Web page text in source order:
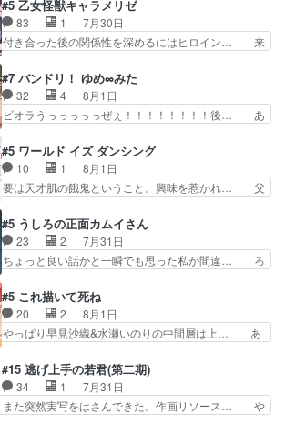
い筈のガブちゃん、アキオの… 色々とひっかけが
あって、最終的に嫌な終わ… ゴンゾウが従える大
量のツガイに何事かと思…
ネの過去、宝石だった彼女が人になり… ドレゲネ
の過去、、辛かった、、あのジャタ… 年上旦那が
良い人でも、女は宝石でただ笑っ… ダイルの儀式
過去には同情の言葉しか…シ… 奥様に悲しい過
去…萌え袖が可愛いね、と思… ドレゲネとシタ
ラ、2人だけの同盟が結成さ…
#5 乙女怪獣キャラメリゼ
83 1
7月30日
付き合った後の関係性を深めるにはヒロイン… 来
とメスってて何この可愛い生物。クラス… 付き合
い始めたら始めたでまた違った悩みが… と一歩ず
つ踏み出す黒絵ちゃん微笑ま新汰の… ツインテー
ルが可愛いお茶目な妹ちゃんです… しかも過去も
らっしゃるからかしらお顔が… 黒絵「怪獣に憧れ
るのはいいけど自分自身が… 素の自分はどちらな
のかはまだ不明だが見せ…
#7 バンドリ！ ゆめ∞みた
32 4
8月1日
ビオラうっっっっっぜぇ！！！！！！！！後… あ
ラが悪魔すぎて気分が悪くなってきたこ… 声優ま
とめました(７話まで)仲町あられ/… ビオラの策略
がバッチリ嵌って最高wwwこ… 自信あれば評価
なんて気にしないし、充実し… ・バーチャルだけ
け？と思ったら歌唱シーン… の、らいぶシーン
＿!!­­--­­--­… それだけでええやん！！しかし、ビオラ
が仕…
#5 ワールド イズ ダンシング
10 1
8月1日
要は天才肌の餓鬼ということ。興味を惹かれ… 父
の鬼夜叉と田楽の増次郎。小さないざこ… 着眼点
は良くとも、先鋭的すぎるのか。芸能… 鬼夜叉は
石也と共に観世座をあとにし、三条… 観世座を離
れ、三条坊門御所で日々を送る鬼… 「お前(鬼夜
子舞勝負。鬼夜叉は猫の動き… 登場人物の我が強
い。新しい獅子舞に拘って… 第５話を
primevideoで視聴しまし…
#5 うしろの正面カムイさん
23 2
7月31日
ちょっと良い話かと一瞬でも思った私が間違… ろ
も1日お疲れ様でした～───昨晩～今… 幼女に拾
われたお市ちゃんの恩返し。化け猫… 役にて出演
させていただきました。ジョアン… トイ・ストー
リーみたいな始まり。流石に除… 猫相手になんで
し良い話化け猫は油が好物… 今回はあかやし1体
のみで15分。金持ちの… 今更だけど霊が性行為
で祓えることは何とな…
#5 これ描いて死ね
20 2
8月1日
やっぱり早見沙織&水瀬いのりの中間層は上… あ
人物が増えてわいわいしたところが好き… 初コミ
ティアで２０冊刷りは妥当だよね。俺… 藤森さん
のママ向けの漫画で、また涙腺が⋯… 〜漫画に
「想い」をこめよう｣娘に漫画であ… 何回この作
#15 逃げ上手の若君(第二期)
34 1
7月31日
また突然実写をはさんできた。作画リソース… や